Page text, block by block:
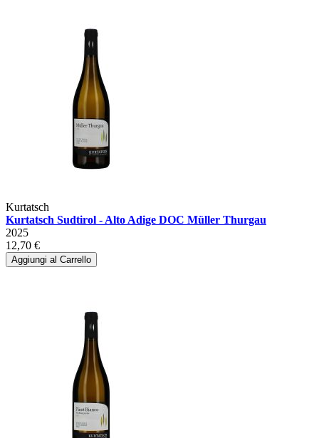
Kurtatsch
Kurtatsch Sudtirol - Alto Adige DOC Müller Thurgau
2025
12,70 €
Aggiungi al Carrello